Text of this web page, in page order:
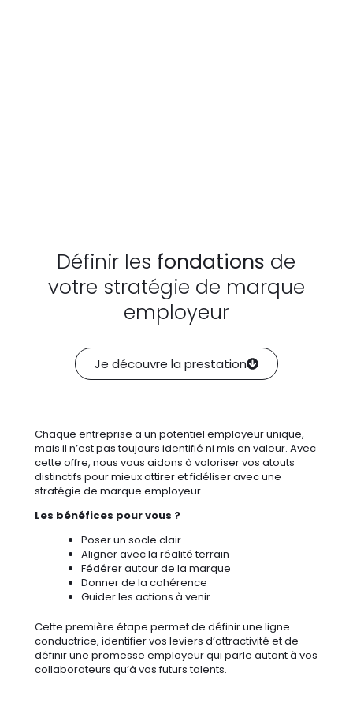
Définir les fondations de
votre stratégie de marque
employeur
Je découvre la prestation
Chaque entreprise a un potentiel employeur unique,
mais il n’est pas toujours identifié ni mis en valeur. Avec
cette offre, nous vous aidons à valoriser vos atouts
distinctifs pour mieux attirer et fidéliser avec une
stratégie de marque employeur.
Les bénéfices pour vous ?
Poser un socle clair
Aligner avec la réalité terrain
Fédérer autour de la marque
Donner de la cohérence
Guider les actions à venir
Cette première étape permet de définir une ligne
conductrice, identifier vos leviers d’attractivité et de
définir une promesse employeur qui parle autant à vos
collaborateurs qu’à vos futurs talents.